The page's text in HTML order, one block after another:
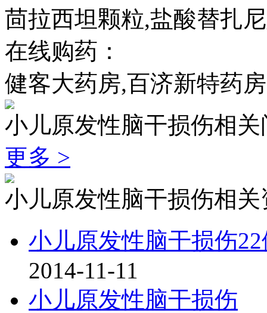
茴拉西坦颗粒,盐酸替扎
在线购药：
健客大药房,百济新特药
小儿原发性脑干损伤相关
更多 >
小儿原发性脑干损伤相关
小儿原发性脑干损伤
2014-11-11
小儿原发性脑干损伤